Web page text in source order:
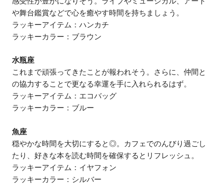
や舞台鑑賞などで心を癒やす時間を持ちましょう。
ラッキーアイテム：ハンカチ
ラッキーカラー：ブラウン
水瓶座
これまで頑張ってきたことが報われそう。さらに、仲間と
の協力することで更なる幸運を手に入れられるはず。
ラッキーアイテム：エコバッグ
ラッキーカラー：ブルー
魚座
穏やかな時間を大切にすると◎。カフェでのんびり過ごし
たり、好きな本を読む時間を確保するとリフレッシュ。
ラッキーアイテム：イヤフォン
ラッキーカラー：シルバー